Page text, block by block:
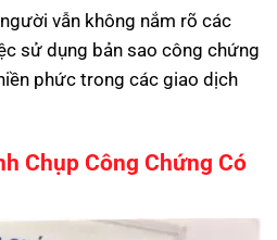
vẫn không nắm rõ các
sử dụng bản sao công chứng
phức trong các giao dịch
Chụp Công Chứng Có